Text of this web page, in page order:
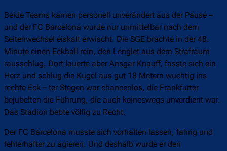
Beide Teams kamen personell unverändert aus der Pause –
und der FC Barcelona wurde nur unmittelbar nach dem
Seitenwechsel eiskalt erwischt. Die SGE brachte in der 48.
Minute einen Eckball rein, den Lenglet aus dem Strafraum
rausschlug. Dort lauerte aber Ansgar Knauff, fasste sich ein
Herz und schlug die Kugel aus gut 18 Metern wuchtig ins
rechte Eck – ter Stegen war chancenlos, die Frankfurter
bejubelten die Führung, die auch keineswegs unverdient war.
Das Stadion bebte völlig zu Recht.
Der FC Barcelona musste sich vorhalten lassen, fahrig und
fehlerhafter zu agieren. Und deshalb wurde er den